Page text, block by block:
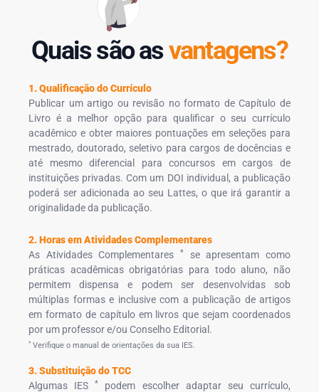
Quais são asvantagens?
1. Qualificação do Currículo
Publicar um artigo ou revisão no formato de Capítulo de
Livro é a melhor opção para qualificar o seu currículo
acadêmico e obter maiores pontuações em seleções para
mestrado, doutorado, seletivo para cargos de docências e
até mesmo diferencial para concursos em cargos de
instituições privadas. Com um DOI individual, a publicação
poderá ser adicionada ao seu Lattes, o que irá garantir a
originalidade da publicação.
2. Horas em Atividades Complementares
As Atividades Complementares
*
se apresentam como
práticas acadêmicas obrigatórias para todo aluno, não
permitem dispensa e podem ser desenvolvidas sob
múltiplas formas e inclusive com a publicação de artigos
em formato de capítulo em livros que sejam coordenados
por um professor e/ou Conselho Editorial.
*Verifique o manual de orientações da sua IES.
3. Substituição do TCC
Algumas IES*
podem escolher adaptar seu currículo,